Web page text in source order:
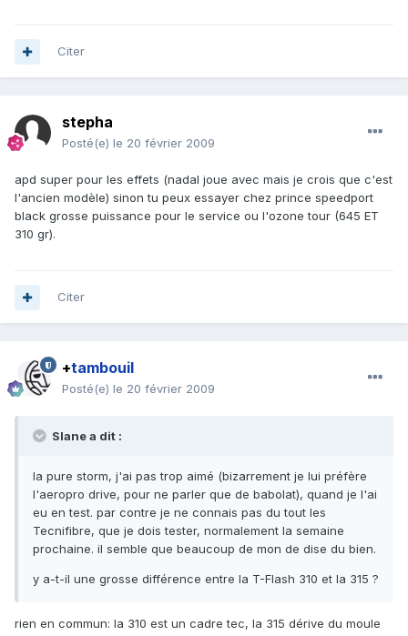
Citer
stepha
Posté(e) le 20 février 2009
apd super pour les effets (nadal joue avec mais je crois que c'est
l'ancien modèle) sinon tu peux essayer chez prince speedport
black grosse puissance pour le service ou l'ozone tour (645 ET
310 gr).
Citer
+tambouil
Posté(e) le 20 février 2009
Slane a dit :
la pure storm, j'ai pas trop aimé (bizarrement je lui préfère
l'aeropro drive, pour ne parler que de babolat), quand je l'ai
eu en test. par contre je ne connais pas du tout les
Tecnifibre, que je dois tester, normalement la semaine
prochaine. il semble que beaucoup de mon de dise du bien.
y a-t-il une grosse différence entre la T-Flash 310 et la 315 ?
rien en commun: la 310 est un cadre tec, la 315 dérive du moule